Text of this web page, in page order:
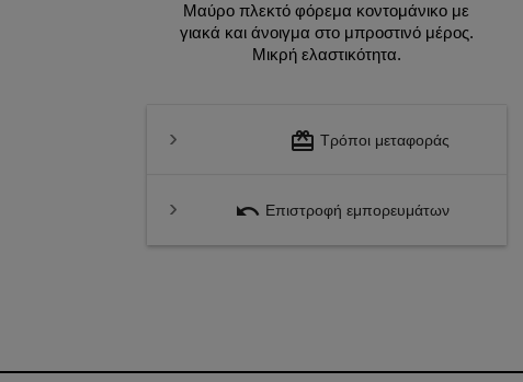
Μαύρο πλεκτό φόρεμα κοντομάνικο με
γιακά και άνοιγμα στο μπροστινό μέρος.
Μικρή ελαστικότητα.
redeem Τρόποι μεταφοράς
undo Επιστροφή εμπορευμάτων